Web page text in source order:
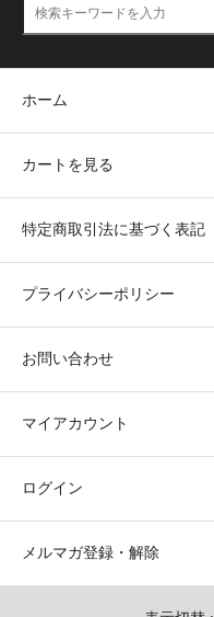
ホーム
カートを見る
特定商取引法に基づく表記
プライバシーポリシー
お問い合わせ
マイアカウント
ログイン
メルマガ登録・解除